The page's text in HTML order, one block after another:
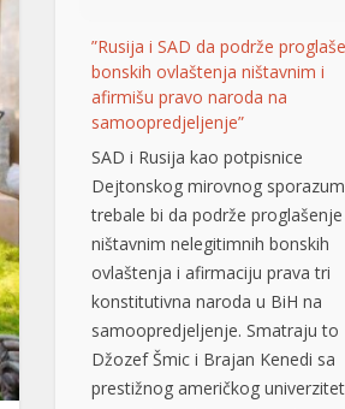
afirmišu pravo naroda na
samoopredjeljenje”
SAD i Rusija kao potpisnice
Dejtonskog mirovnog sporazuma
trebale bi da podrže proglašenje
ništavnim nelegitimnih bonskih
ovlaštenja i afirmaciju prava tri
konstitutivna naroda u BiH na
samoopredjeljenje. Smatraju to
Džozef Šmic i Brajan Kenedi sa
prestižnog američkog univerziteta
Harvard. U tekstu pod naslovom
“BiH: gdje je interes američkog